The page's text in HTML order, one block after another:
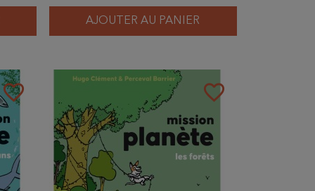
AJOUTER AU PANIER
favorite_border favorite_border